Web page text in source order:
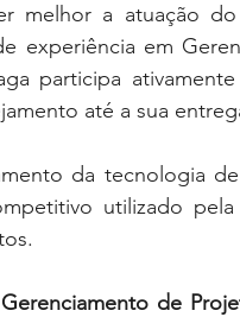
melhor a atuação
experiência em
participa
até a sua
da tecnologia
utilizado pela
de